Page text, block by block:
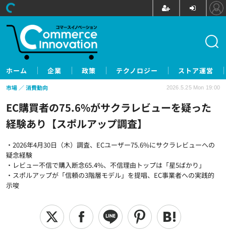
ホーム 企業 政策 テクノロジー ストア運営
EC購買者の75.6%がサクラレビューを疑った
経験あり【スポルアップ調査】
・2026年4月30日（木）調査、ECユーザー75.6%にサクラレビューへの
疑念経験
・レビュー不信で購入断念65.4%、不信理由トップは「星5ばかり」
・スポルアップが「信頼の3階層モデル」を提唱、EC事業者への実践的
示唆
市場 消費動向 2026.5.25 Mon 19:00